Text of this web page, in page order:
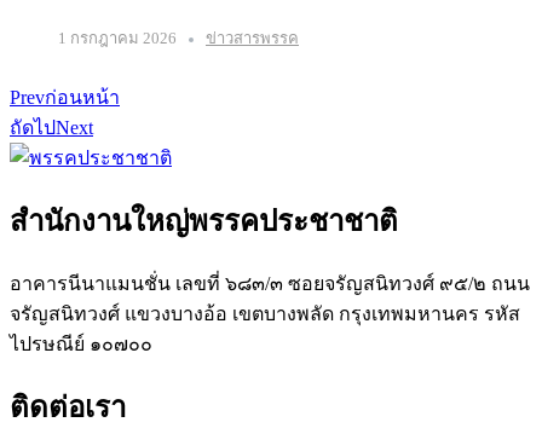
1 กรกฎาคม 2026 ข่าวสารพรรค
Prevก่อนหน้า
ถัดไปNext
สำนักงานใหญ่พรรคประชาชาติ
อาคารนีนาแมนชั่น เลขที่ ๖๘๓/๓ ซอยจรัญสนิทวงศ์ ๙๕/๒ ถนน
จรัญสนิทวงศ์ แขวงบางอ้อ เขตบางพลัด กรุงเทพมหานคร รหัส
ไปรษณีย์ ๑๐๗๐๐
ติดต่อเรา